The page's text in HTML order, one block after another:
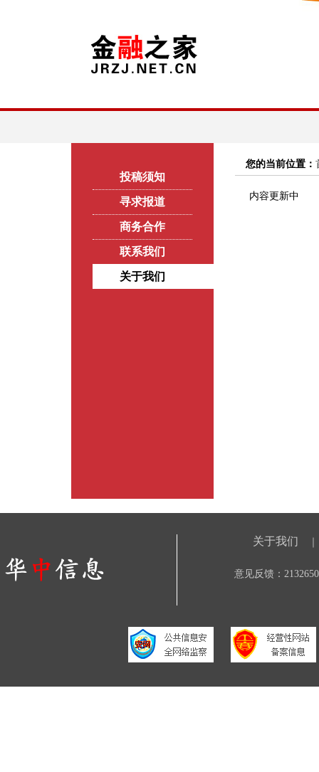
投稿须知
寻求报道
商务合作
联系我们
关于我们
您的当前位置：
内容更新中
关于我们
意见反馈：